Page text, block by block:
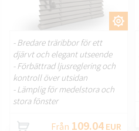
ANPASSA.
- Bredare träribbor för ett
djärvt och elegant utseende
- Förbättrad ljusreglering och
kontroll över utsidan
- Lämplig för medelstora och
stora fönster
Från 109.04 EUR